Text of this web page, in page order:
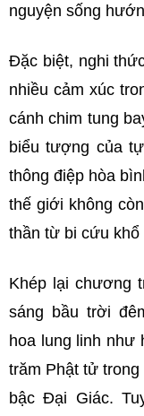
nguyện sống
Đặc biệt, nghi
nhiều cảm xúc
cánh chim tung
biểu tượng của
thông điệp hòa
thế giới không
thần từ bi cứu khổ
Khép lại chương
sáng bầu trời
hoa lung linh như
trăm Phật tử
bậc Đại Giác.